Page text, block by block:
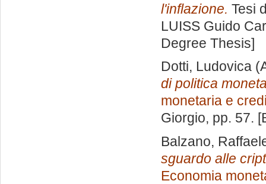
l'inflazione. Tesi
LUISS Guido
Degree Thesis]
Dotti, Ludovica
di politica
monetaria e
Giorgio, pp. 57.
Balzano,
sguardo alle
Economia